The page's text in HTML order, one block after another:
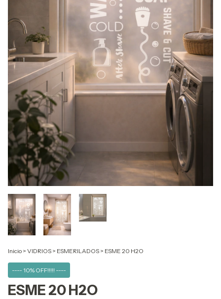
Inicio > VIDRIOS > ESMERILADOS > ESME 20 H2O
---- 10% OFF!!!!! ----
ESME 20 H2O